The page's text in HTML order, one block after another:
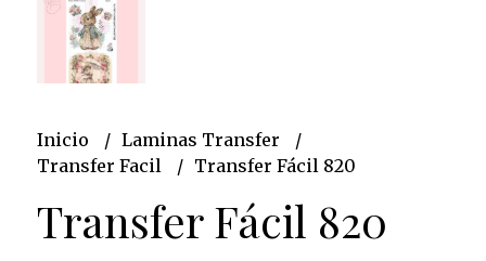
Inicio
Laminas Transfer
Transfer Facil
Transfer Fácil 820
Transfer Fácil 820